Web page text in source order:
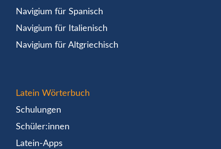
Navigium für Spanisch
Navigium für Italienisch
Navigium für Altgriechisch
Latein Wörterbuch
Schulungen
Schüler:innen
Latein-Apps